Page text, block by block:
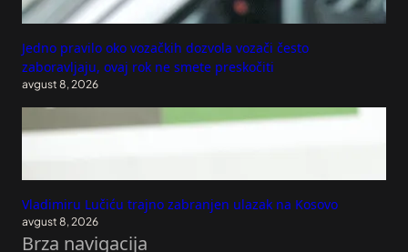
Jedno pravilo oko vozačkih dozvola vozači često
zaboravljaju, ovaj rok ne smete preskočiti
avgust 8, 2026
Vladimiru Lučiću trajno zabranjen ulazak na Kosovo
avgust 8, 2026
Brza navigacija